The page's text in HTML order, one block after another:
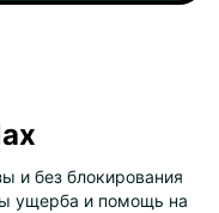
и без блокирования
ущерба и помощь на